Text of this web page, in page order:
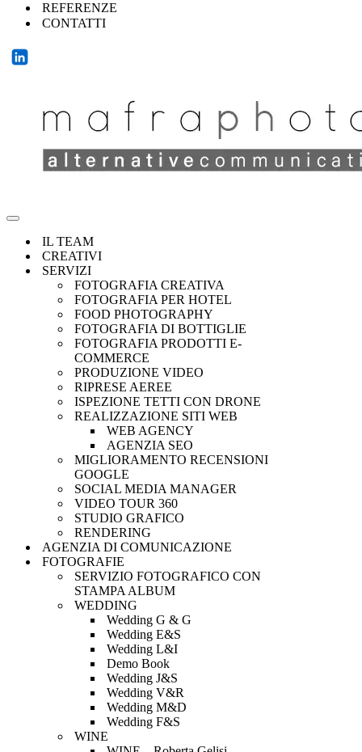
REFERENZE
CONTATTI
IL TEAM
CREATIVI
SERVIZI
FOTOGRAFIA CREATIVA
FOTOGRAFIA PER HOTEL
FOOD PHOTOGRAPHY
FOTOGRAFIA DI BOTTIGLIE
FOTOGRAFIA PRODOTTI E-
COMMERCE
PRODUZIONE VIDEO
RIPRESE AEREE
ISPEZIONE TETTI CON DRONE
REALIZZAZIONE SITI WEB
WEB AGENCY
AGENZIA SEO
MIGLIORAMENTO RECENSIONI
GOOGLE
SOCIAL MEDIA MANAGER
VIDEO TOUR 360
STUDIO GRAFICO
RENDERING
AGENZIA DI COMUNICAZIONE
FOTOGRAFIE
SERVIZIO FOTOGRAFICO CON
STAMPA ALBUM
WEDDING
Wedding G & G
Wedding E&S
Wedding L&I
Demo Book
Wedding J&S
Wedding V&R
Wedding M&D
Wedding F&S
WINE